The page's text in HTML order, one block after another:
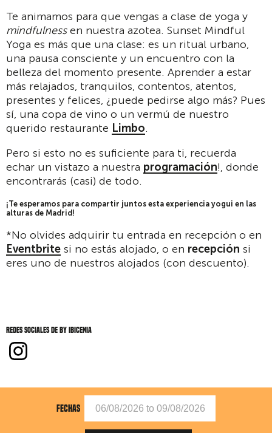
Te animamos para que vengas a clase de yoga y
mindfulnessen nuestra azotea. Sunset Mindful
Yoga es más que una clase: es un ritual urbano,
una pausa consciente y un encuentro con la
belleza del momento presente. Aprender a estar
más relajados, tranquilos, contentos, atentos,
presentes y felices, ¿puede pedirse algo más? Pues
sí, una copa de vino o un vermú de nuestro
querido restaurante Limbo.
Pero si esto no es suficiente para ti, recuerda
echar un vistazo a nuestra programación!, donde
encontrarás (casi) de todo.
¡Te esperamos para compartir juntos esta experiencia yogui en las
alturas de Madrid!
*No olvides adquirir tu entrada en recepción o en
Eventbrite si no estás alojado, o en recepción si
eres uno de nuestros alojados (con descuento).
Redes sociales de by Ibicenia
FECHAS